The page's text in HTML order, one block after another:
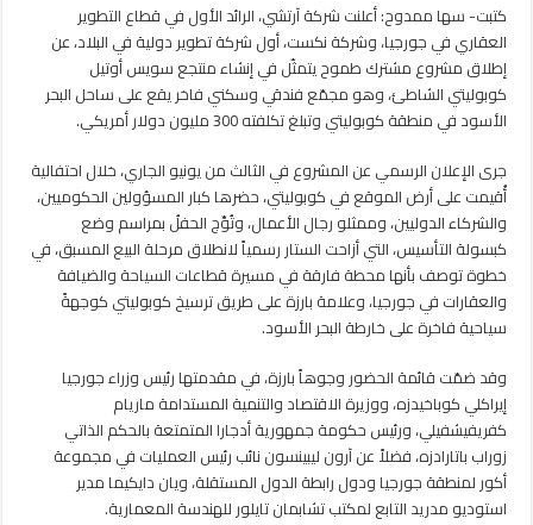
منتجع
سويس
أوتيل
بـ
300
مليون
دولار
في
جورجيا
مغلقة
كتبت- سها ممدوح: أعلنت شركة آرتشي، الرائد الأول في قطاع التطوير
العقاري في جورجيا، وشركة نكست، أول شركة تطوير دولية في البلاد، عن
إطلاق مشروع مشترك طموح يتمثّل في إنشاء منتجع سويس أوتيل
كوبوليتي الشاطئ، وهو مجمّع فندقي وسكني فاخر يقع على ساحل البحر
الأسود في منطقة كوبوليتي وتبلغ تكلفته 300 مليون دولار أمريكي.
جرى الإعلان الرسمي عن المشروع في الثالث من يونيو الجاري، خلال احتفالية
أُقيمت على أرض الموقع في كوبوليتي، حضرها كبار المسؤولين الحكوميين،
والشركاء الدوليين، وممثلو رجال الأعمال، وتُوِّج الحفلُ بمراسم وضع
كبسولة التأسيس، التي أزاحت الستار رسمياً لانطلاق مرحلة البيع المسبق، في
خطوة توصف بأنها محطة فارقة في مسيرة قطاعات السياحة والضيافة
والعقارات في جورجيا، وعلامة بارزة على طريق ترسيخ كوبوليتي كوجهةً
سياحية فاخرة على خارطة البحر الأسود.
وقد ضمّت قائمة الحضور وجوهاً بارزة، في مقدمتها رئيس وزراء جورجيا
إيراكلي كوباخيدزه، ووزيرة الاقتصاد والتنمية المستدامة ماريام
كفريفيشفيلي، ورئيس حكومة جمهورية أدجارا المتمتعة بالحكم الذاتي
زوراب باتارادزه، فضلاً عن آرون ليبينسون نائب رئيس العمليات في مجموعة
أكور لمنطقة جورجيا ودول رابطة الدول المستقلة، ويان دايكيما مدير
استوديو مدريد التابع لمكتب تشابمان تايلور للهندسة المعمارية.